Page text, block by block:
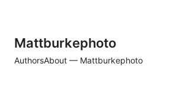
Mattburkephoto
AuthorsAbout — Mattburkephoto